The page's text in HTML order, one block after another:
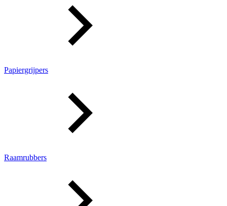
Papiergrijpers
Raamrubbers